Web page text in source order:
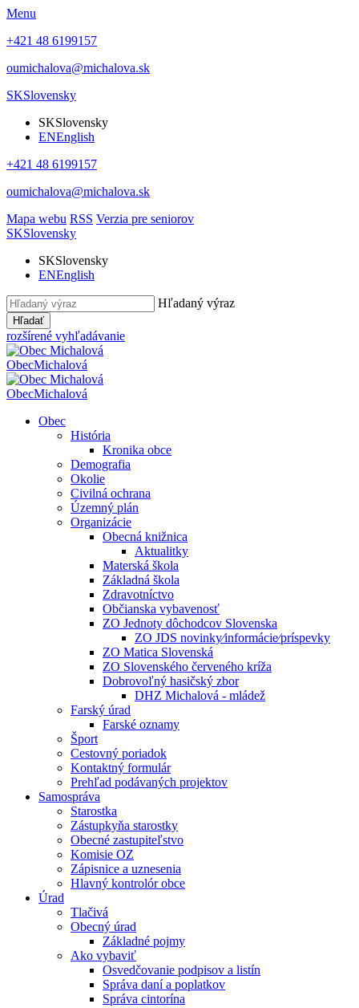
Menu
+421 48 6199157
oumichalova@michalova.sk
SKSlovensky
SKSlovensky
ENEnglish
+421 48 6199157
oumichalova@michalova.sk
Mapa webu RSS Verzia pre seniorov
SKSlovensky
SKSlovensky
ENEnglish
Hľadaný výraz
Hľadať
rozšírené vyhľadávanie
ObecMichalová
ObecMichalová
Obec
História
Kronika obce
Demografia
Okolie
Civilná ochrana
Územný plán
Organizácie
Obecná knižnica
Aktualitky
Materská škola
Základná škola
Zdravotníctvo
Občianska vybavenosť
ZO Jednoty dôchodcov Slovenska
ZO JDS novinky⁄informácie⁄príspevky
ZO Matica Slovenská
ZO Slovenského červeného kríža
Dobrovoľný hasičský zbor
DHZ Michalová - mládež
Farský úrad
Farské oznamy
Šport
Cestovný poriadok
Kontaktný formulár
Prehľad podávaných projektov
Samospráva
Starostka
Zástupkyňa starostky
Obecné zastupiteľstvo
Komisie OZ
Zápisnice a uznesenia
Hlavný kontrolór obce
Úrad
Tlačivá
Obecný úrad
Základné pojmy
Ako vybaviť
Osvedčovanie podpisov a listín
Správa daní a poplatkov
Správa cintorína